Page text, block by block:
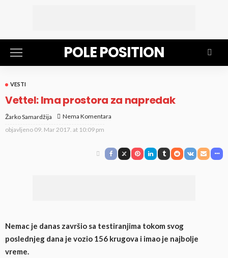
POLE POSITION
VESTI
Vettel: Ima prostora za napredak
Žarko Samardžija
Nema Komentara
objavljeno 09. Mar 2017. at 10:09 pm
Nemac je danas završio sa testiranjima tokom svog
poslednjeg dana je vozio 156 krugova i imao je najbolje
vreme.